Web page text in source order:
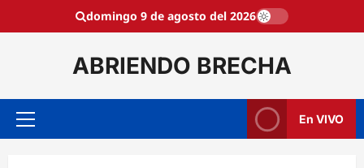
domingo 9 de agosto del 2026
ABRIENDO BRECHA
Menú
En VIVO